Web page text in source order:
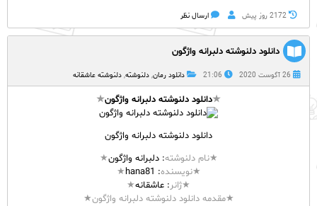
2172 روز پيش ارسال نظر
دانلود دلنوشته دلبرانه واژگون
26 آگوست 2020 21:06 دانلود رمان, دلنوشته, دلنوشته عاشقانه
★دانلود دلنوشته دلبرانه واژگون★
دانلود دلنوشته دلبرانه واژگون
★نامدلنوشته: دلبرانه واژگون★
★نویسنده: hana81
★
★ژانر: عاشقانه★
★مقدمه دانلود دلنوشته دلبرانه واژگون★